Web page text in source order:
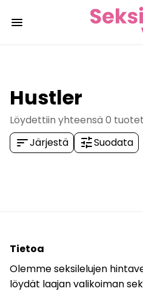
menu
Hustler
Löydettiin yhteensä 0
sortJärjestä tuneSuodata
Tietoa
Olemme seksilelujen
löydät laajan valikoiman